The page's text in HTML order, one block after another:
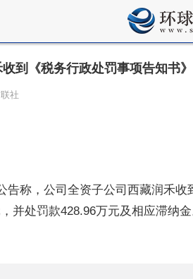
到《税务行政处罚事项告知书
社
告称，公司全资子公司西藏润禾
并处罚款428.96万元及相应滞纳